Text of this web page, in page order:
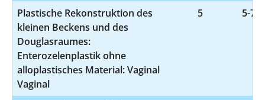
Plastische Rekonstruktion des
kleinen Beckens und des
Douglasraumes:
Enterozelenplastik ohne
alloplastisches Material: Vaginal
Vaginal
5 5-